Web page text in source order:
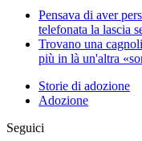
Pensava di aver
telefonata la lascia
Trovano una
più in là un'altra
Storie di adozione
Adozione
Seguici